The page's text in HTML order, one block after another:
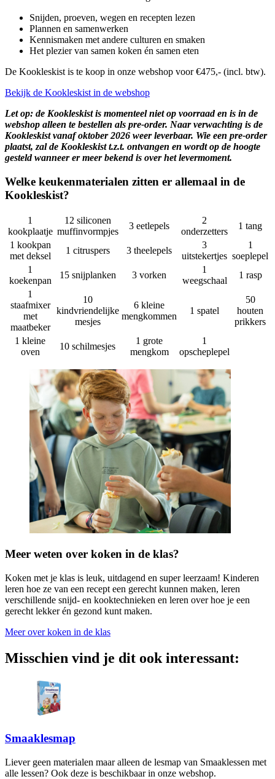
Snijden, proeven, wegen en recepten lezen
Plannen en samenwerken
Kennismaken met andere culturen en smaken
Het plezier van samen koken én samen eten
De Kookleskist is te koop in onze webshop voor €475,- (incl. btw).
Bekijk de Kookleskist in de webshop
Let op: de Kookleskist is momenteel niet op voorraad en is in de
webshop alleen te bestellen als pre-order. Naar verwachting is de
Kookleskist vanaf oktober 2026 weer leverbaar. Wie een pre-order
plaatst, zal de Kookleskist t.z.t. ontvangen en wordt op de hoogte
gesteld wanneer er meer bekend is over het levermoment.
Welke keukenmaterialen zitten er allemaal in de
Kookleskist?
1
kookplaatje
12 siliconen
muffinvormpjes
3 eetlepels
2
onderzetters
1 tang
1 kookpan
met deksel
1 citruspers 3 theelepels
3
uitstekertjes
1
soeplepel
1
koekenpan
15 snijplanken 3 vorken
1
weegschaal
1 rasp
1
staafmixer
met
maatbeker
10
kindvriendelijke
mesjes
6 kleine
mengkommen
1 spatel
50
houten
prikkers
1 kleine
oven
10 schilmesjes
1 grote
mengkom
1
opscheplepel
Meer weten over koken in de klas?
Koken met je klas is leuk, uitdagend en super leerzaam! Kinderen
leren hoe ze van een recept een gerecht kunnen maken, leren
verschillende snijd- en kooktechnieken en leren over hoe je een
gerecht lekker én gezond kunt maken.
Meer over koken in de klas
Misschien vind je dit ook interessant:
Smaaklesmap
Liever geen materialen maar alleen de lesmap van Smaaklessen met
alle lessen? Ook deze is beschikbaar in onze webshop.